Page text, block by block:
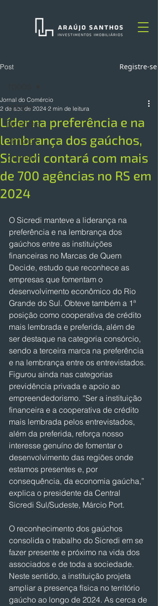
Post Registre-se
TODOS
NOTÍCIAS
ARTIGOS
OPINIÃO
Líder na preferência e na
lembrança dos gaúchos,
Sicredi contará com mais
de 700 agências no RS em
2024
Jornal do Comércio
2 de abr. de 2024 2 min de leitura
O Sicredi manteve a liderança na
preferência e na lembrança dos
gaúchos entre as instituições
financeiras no Marcas de Quem
Decide, estudo que reconhece as
empresas que fomentam o
desenvolvimento econômico do Rio
Grande do Sul. Obteve também a 1ª
posição como cooperativa de crédito
mais lembrada e preferida, além de
ser destaque na categoria consórcio,
sendo a terceira marca na preferência
e na lembrança entre os entrevistados.
Figurou ainda nas categorias
previdência privada e apoio ao
empreendedorismo. “Ser a instituição
financeira e a cooperativa de crédito
mais lembrada pelos entrevistados,
além da preferida, reforça nosso
interesse genuíno de fomentar o
desenvolvimento das regiões onde
estamos presentes e, por
consequência, da economia gaúcha,”
explica o presidente da Central
Sicredi Sul/Sudeste, Márcio Port.
O reconhecimento dos gaúchos
consolida o trabalho do Sicredi em se
fazer presente e próximo na vida dos
associados e de toda a sociedade.
Neste sentido, a instituição projeta
ampliar a presença física no território
gaúcho ao longo de 2024. As cerca de